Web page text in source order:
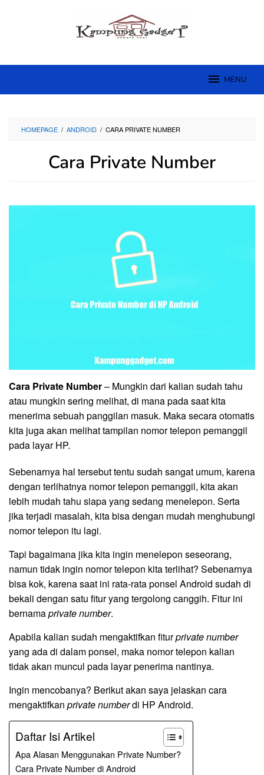
MENU
HOMEPAGE / ANDROID / CARA PRIVATE NUMBER
Cara Private Number
Cara Private Number– Mungkin dari kalian sudah tahu
atau mungkin sering melihat, di mana pada saat kita
menerima sebuah panggilan masuk. Maka secara otomatis
kita juga akan melihat tampilan nomor telepon pemanggil
pada layar HP.
Sebenarnya hal tersebut tentu sudah sangat umum, karena
dengan terlihatnya nomor telepon pemanggil, kita akan
lebih mudah tahu siapa yang sedang menelepon. Serta
jika terjadi masalah, kita bisa dengan mudah menghubungi
nomor telepon itu lagi.
Tapi bagaimana jika kita ingin menelepon seseorang,
namun tidak ingin nomor telepon kita terlihat? Sebenarnya
bisa kok, karena saat ini rata-rata ponsel Android sudah di
bekali dengan satu fitur yang tergolong canggih. Fitur ini
bernamaprivate number.
Apabila kalian sudah mengaktifkan fiturprivate number
yang ada di dalam ponsel, maka nomor telepon kalian
tidak akan muncul pada layar penerima nantinya.
Ingin mencobanya? Berikut akan saya jelaskan cara
mengaktifkan private numberdi HP Android.
Daftar Isi Artikel
Apa Alasan Menggunakan Private Number?
Cara Private Number di Android